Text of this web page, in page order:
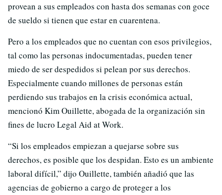
provean a sus empleados con hasta dos semanas con goce
de sueldo si tienen que estar en cuarentena.
Pero a los empleados que no cuentan con esos privilegios,
tal como las personas indocumentadas, pueden tener
miedo de ser despedidos si pelean por sus derechos.
Especialmente cuando millones de personas están
perdiendo sus trabajos en la crisis económica actual,
mencionó Kim Ouillette, abogada de la organización sin
fines de lucro Legal Aid at Work.
“Si los empleados empiezan a quejarse sobre sus
derechos, es posible que los despidan. Esto es un ambiente
laboral difícil,” dijo Ouillette, también añadió que las
agencias de gobierno a cargo de proteger a los